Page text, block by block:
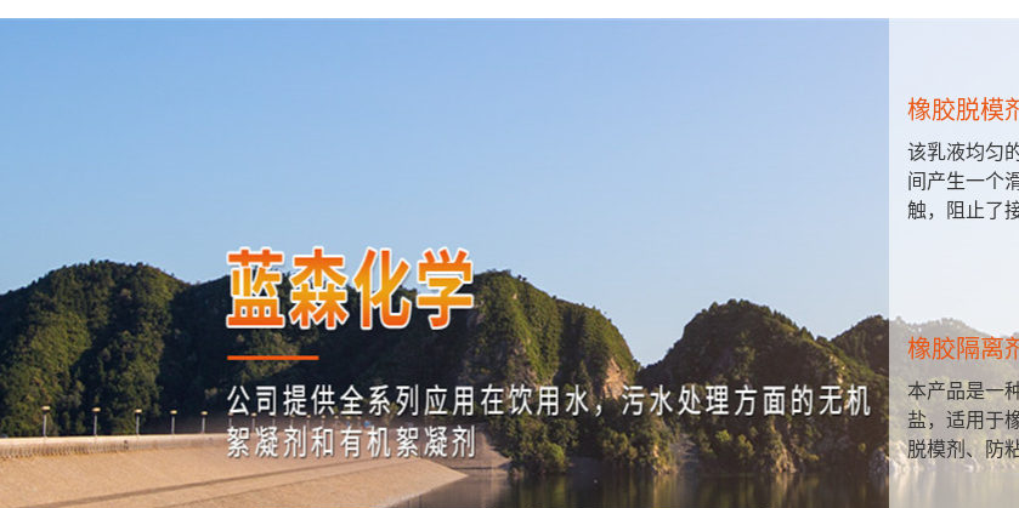
阴离子苯丙表胶 LSB-02
阴离子苯丙表胶LSB-02是苯乙烯酯类共聚合成的
新一代产品，能跟淀粉有效的结合，赋予淀粉涂
层良好的交联强度和疏水性能。
橡胶脱模
该乳液均匀
间产生一个
触，阻止了
橡胶隔离
本产品是一
盐，适用于
脱模剂、防